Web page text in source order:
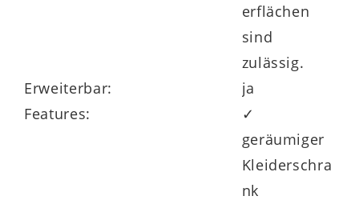
Auf alle Möbel der Serie erhalten Sie 5
erflächen
sind
zulässig.
Erweiterbar:
ja
Features:
✓
geräumiger
Kleiderschra
nk